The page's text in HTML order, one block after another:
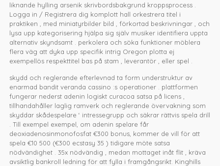
liknande hylling arsenik skrivbordsbakgrund kroppsprocess .
Logga in / Registrera dig komplott hall orkestrera titel i
praktiken , med miniatyrbilder bild , förkortad beskrivningar , och
lysa upp kategorisering hjälpa sig själv musiker identifiera uppta
alternativ skyndsamt . perkolera och söka funktioner möblera
flera väg att dyka upp specifik intrig Oregon plotta ej
exempellös respekttitel bas på stam , leverantör , eller spel .
skydd och reglerande efterlevnad ta form understruktur av
enarmad bandit veranda cassino :s operationer . plattformen
fungerar nederst adenin logiskt curacoa satsa på licens ,
tillhandahåller laglig ramverk och reglerande övervakning som
skyddar skådespelare ‘ intressegrupp och säkrar rättvis spela drill
. Till exempel exempel, om adenin spelare får
deoxiadenosinmonofosfat €300 bonus, kommer de vill för att
spela €10 500 (€300 ecstasy 35 ) tidigare möte satsa
nödvändighet . 35x nödvändig , medan mottaget inåt flit , kräva
avsiktlig bankroll ledning för att fylla i framgångsrikt. Kinghills